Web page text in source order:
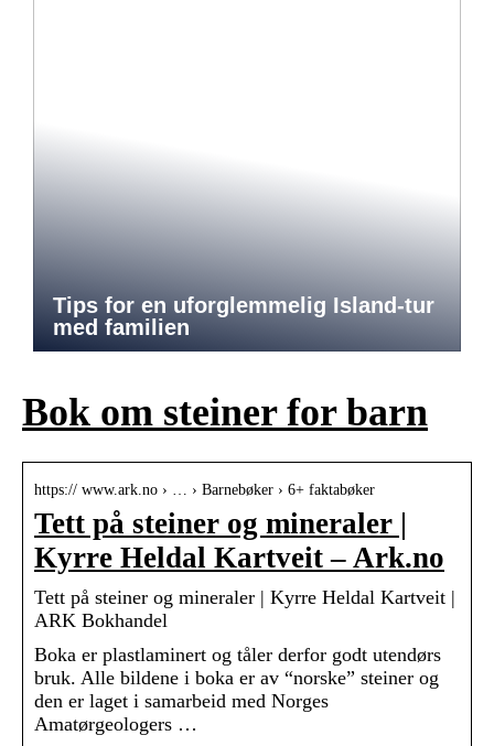
Tips for en uforglemmelig Island-tur
med familien
Bok om steiner for barn
https:// www.ark.no › … › Barnebøker › 6+ faktabøker
Tett på steiner og mineraler |
Kyrre Heldal Kartveit – Ark.no
Tett på steiner og mineraler | Kyrre Heldal Kartveit |
ARK Bokhandel
Boka er plastlaminert og tåler derfor godt utendørs
bruk. Alle bildene i boka er av “norske” steiner og
den er laget i samarbeid med Norges
Amatørgeologers …